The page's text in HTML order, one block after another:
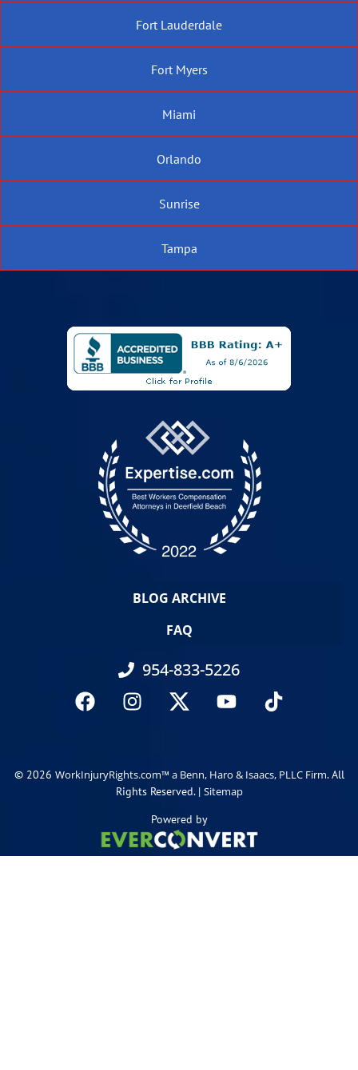
Fort Lauderdale
Fort Myers
Miami
Orlando
Sunrise
Tampa
BLOG ARCHIVE
FAQ
954-833-5226
© 2026 WorkInjuryRights.com™ a Benn, Haro & Isaacs, PLLC Firm. All
Rights Reserved. | Sitemap
Powered by